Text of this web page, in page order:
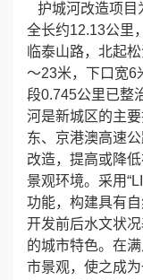
系
护城河改造项目
全长约12.13公里
临泰山路，北起
～23米，下口宽6
段0.745公里已整
河是新城区的主
东、京港澳高速
改造，提高或降
景观环境。采用
功能，构建具有
开发前后水文状
的城市特色。在
市景观，使之成